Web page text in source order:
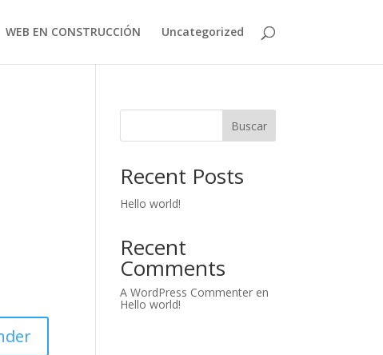
WEB EN CONSTRUCCIÓN Uncategorized
Buscar
Recent Posts
Hello world!
Recent
Comments
A WordPress Commenter en
Hello world!